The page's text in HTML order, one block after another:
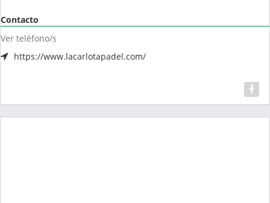
Contacto
Ver teléfono/s
https://www.lacarlotapadel.com/